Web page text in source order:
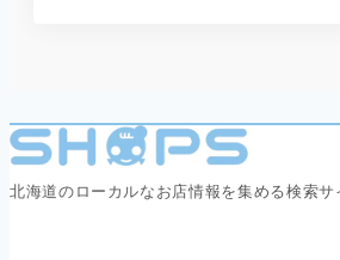
北海道のローカルなお店情報を集める検索サ